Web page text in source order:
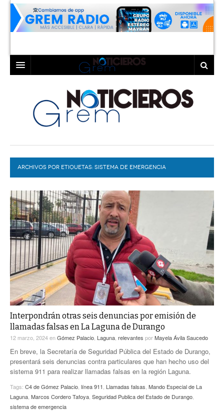
LAGUNA
TORREÓN
GÓMEZ PALACIO
LERDO
COAHUILA
DURANGO
DEPORTES
EXA
EL EXACTO
EXA INFORMA
GLOBO
CONTEXTOS
TRAYECTO LAGUNA
A MEDIA MAÑANA
A TODA LEY
DIÁLOGOS CON LA HISTORIA
TWEETS AND BEATS
LA MEJOR 97.1 ESTÉREO GALLITO
ACTUALIDADES GREM
PULSO
LA MEJOR INFORMACIÓN
COLABORADORES
PC29
ACTUALIDADES GREM
ARCHIVOS POR ETIQUETAS: SISTEMA DE EMERGENCIA
Interpondrán otras seis denuncias por emisión de
llamadas falsas en La Laguna de Durango
12 marzo, 2024enGómez Palacio Laguna relevantes porMayela Ávila Saucedo
En breve, la Secretaría de Seguridad Pública del Estado de Durango,
presentará seis denuncias contra particulares que han hecho uso del
sistema 911 para realizar llamadas falsas en la región Laguna.
Tags: C4 de Gómez Palacio línea 911 Llamadas falsas Mando Especial de La
Laguna Marcos Cordero Tafoya Seguridad Publica del Estado de Durango
sistema de emergencia